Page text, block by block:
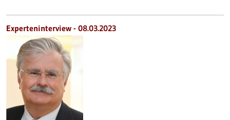
Experteninterview - 08.03.2023